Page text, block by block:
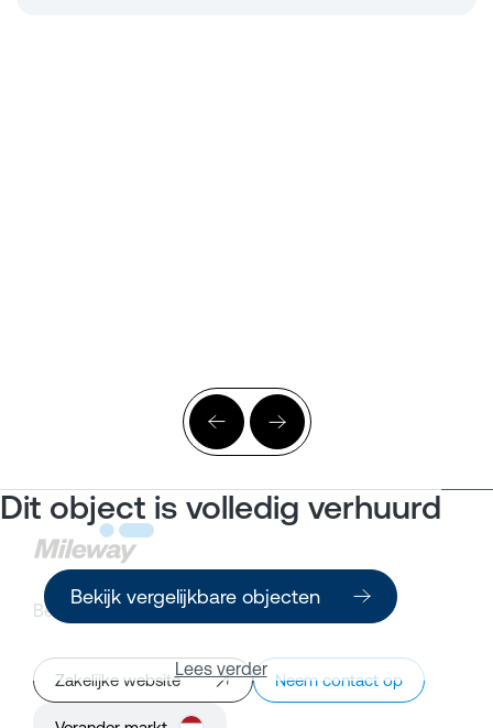
Dit object is volledig verhuurd
Bekijk vergelijkbare objecten
Lees verder
Bedrijfsruimte zoeken Klantenportaal
Zakelijke website Neem contact op